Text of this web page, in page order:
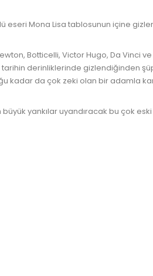
eseri Mona Lisa tablosunun içine
Botticelli, Victor Hugo, Da Vinci
tarihin derinliklerinde
kadar da çok zeki olan bir adamla
yankılar uyandıracak bu çok